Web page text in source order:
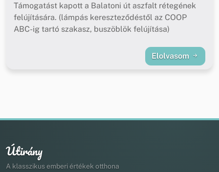
Támogatást kapott a Balatoni út aszfalt rétegének
felújítására. (lámpás kereszteződéstől az COOP
ABC-ig tartó szakasz, buszöblök felújítása)
Elolvasom
Útirány
A klasszikus emberi értékek otthona